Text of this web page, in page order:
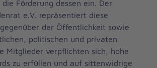
Förderung dessen ein. Der
e.V. repräsentiert diese
der Öffentlichkeit sowie
politischen und privaten
Mitglieder verpflichten sich, hohe
zu erfüllen und auf sittenwidrige